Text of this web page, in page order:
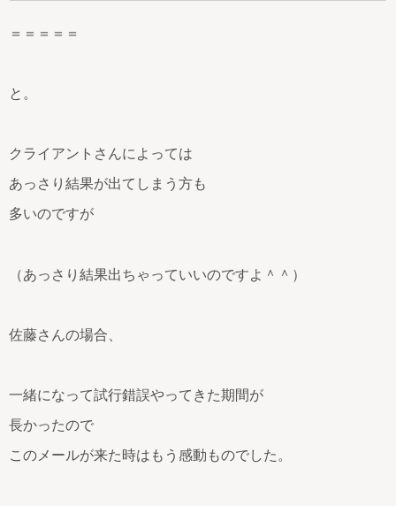
＝＝＝＝＝
と。
クライアントさんによっては
あっさり結果が出てしまう方も
多いのですが
（あっさり結果出ちゃっていいのですよ＾＾）
佐藤さんの場合、
一緒になって試行錯誤やってきた期間が
長かったので
このメールが来た時はもう感動ものでした。